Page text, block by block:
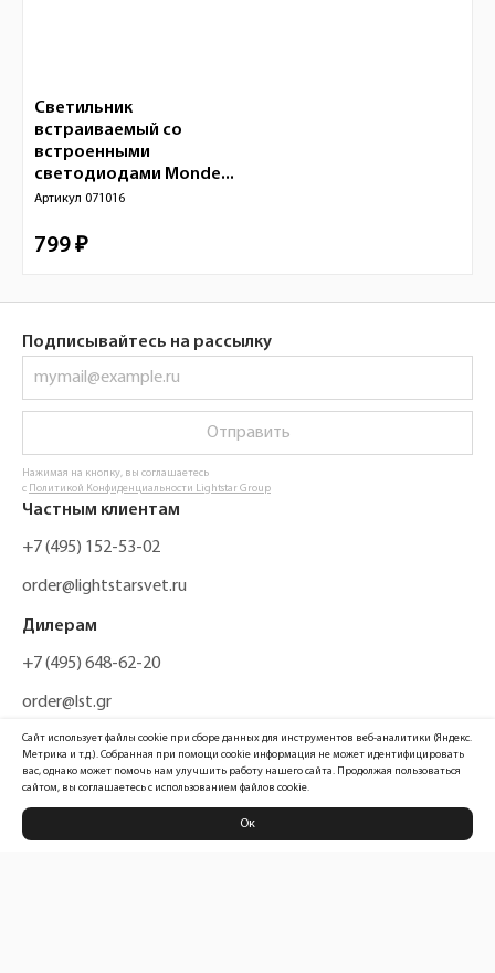
Светильник
встраиваемый со
встроенными
светодиодами Monde...
Артикул 071016
799 ₽
Подписывайтесь на рассылку
Отправить
Нажимая на кнопку, вы соглашаетесь
с Политикой Конфиденциальности Lightstar Group
Частным клиентам
+7 (495) 152-53-02
order@lightstarsvet.ru
Дилерам
+7 (495) 648-62-20
order@lst.gr
Политика конфиденциальности
Сайт использует файлы cookie при сборе данных для инструментов веб-аналитики (Яндекс.
Метрика и т.д.). Собранная при помощи cookie информация не может идентифицировать
вас, однако может помочь нам улучшить работу нашего сайта. Продолжая пользоваться
сайтом, вы соглашаетесь с использованием файлов cookie.
Ок